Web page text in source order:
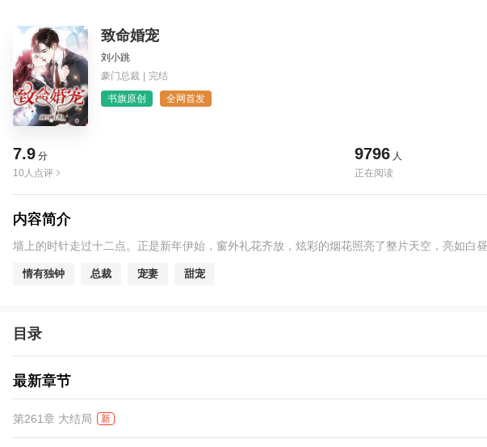
致命婚宠
刘小跳
豪门总裁 | 完结
书旗原创 全网首发
7.9 分
10人点评
9796 人
正在阅读
内容简介
墙上的时针走过十二点。正是新年伊始，窗外礼花齐放，炫彩的烟花照亮了整片天空，亮如
情有独钟 总裁 宠妻 甜宠
目录
最新章节
第261章 大结局 新